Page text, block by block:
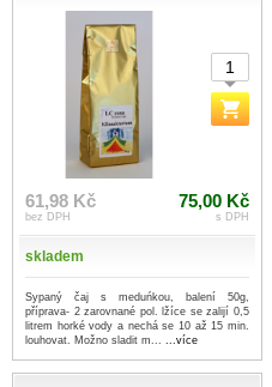
61,98 Kč
bez DPH
75,00 Kč
s DPH
skladem
Sypaný čaj s meduńkou, balení 50g,
příprava- 2 zarovnané pol. lžíce se zalijí 0,5
litrem horké vody a nechá se 10 až 15 min.
louhovat. Možno sladit m... ...více